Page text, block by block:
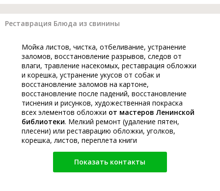
Реставрация Блюда из свинины
Мойка листов, чистка, отбеливание, устранение
заломов, восстановление разрывов, следов от
влаги, травление насекомых, реставрация обложки
и корешка, устранение укусов от собак и
восстановление заломов на картоне,
восстановление после падений, восстановление
тиснения и рисунков, художественная покраска
всех элементов обложки от мастеров Ленинской
библиотеки. Мелкий ремонт (удаление пятен,
плесени) или реставрацию обложки, уголков,
корешка, листов, переплета книги
Показать контакты